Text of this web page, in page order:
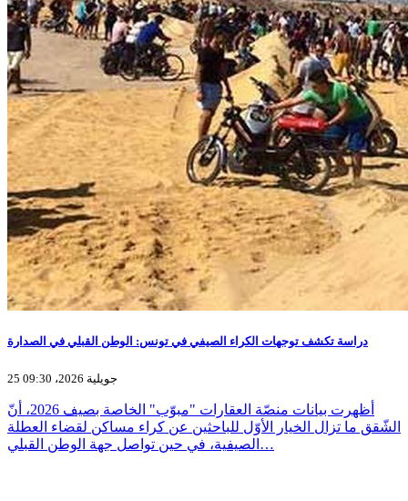
دراسة تكشف توجهات الكراء الصيفي في تونس: الوطن القبلي في الصدارة
25 جويلية 2026، 09:30
أظهرت بيانات منصّة العقارات "مبوّب" الخاصة بصيف 2026، أنّ
الشّقق ما تزال الخيار الأوّل للباحثين عن كراء مساكن لقضاء العطلة
الصيفية، في حين تواصل جهة الوطن القبلي…